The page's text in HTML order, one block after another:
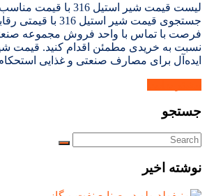
لیست قیمت شیر استیل
جستجوی قیمت شیر
فرصت با تماس با واحد فروش مجموعه
ایده‌آل برای مصارف صنعتی و غذایی
جستجو
نوشته اخیر